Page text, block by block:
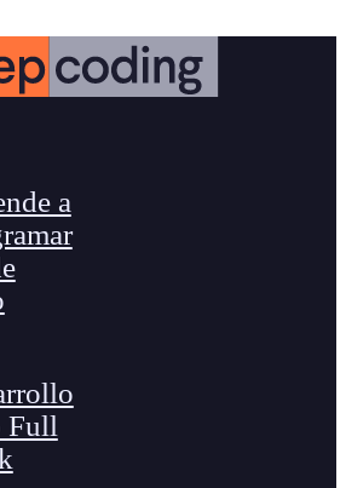
a
Full